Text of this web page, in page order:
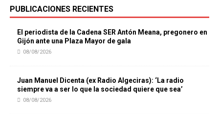
PUBLICACIONES RECIENTES
El periodista de la Cadena SER Antón Meana, pregonero en
Gijón ante una Plaza Mayor de gala
08/08/2026
Juan Manuel Dicenta (ex Radio Algeciras): ‘La radio
siempre va a ser lo que la sociedad quiere que sea’
08/08/2026